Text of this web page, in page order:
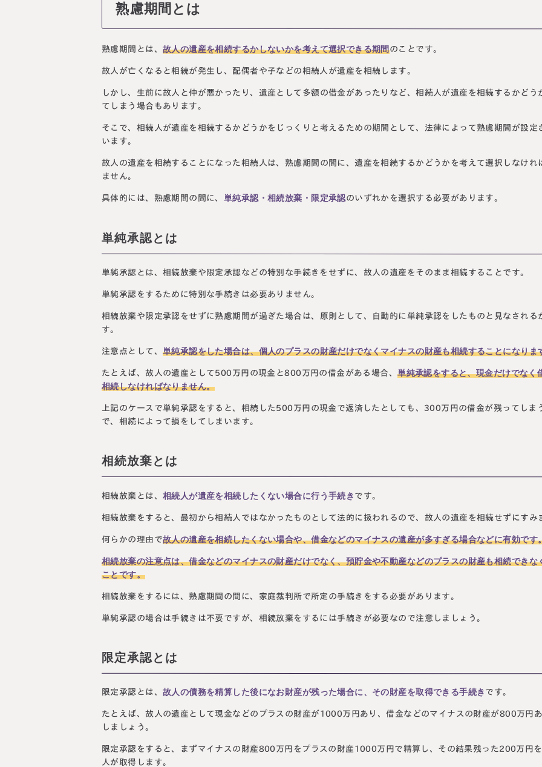
熟慮期間とは
熟慮期間とは、 故人の遺産を相続するかしないかを考えて選択できる期間のことです。
故人が亡くなると相続が発生し、配偶者や子などの相続人が遺産を相続します。
しかし、生前に故人と仲が悪かったり、遺産として多額の借金があったりなど、相続人が遺産を相続するかどう
てしまう場合もあります。
そこで、相続人が遺産を相続するかどうかをじっくりと考えるための期間として、法律によって熟慮期間が設定
います。
故人の遺産を相続することになった相続人は、熟慮期間の間に、遺産を相続するかどうかを考えて選択しなけれ
ません。
具体的には、熟慮期間の間に、 単純承認・相続放棄・限定承認のいずれかを選択する必要があります。
単純承認とは
単純承認とは、相続放棄や限定承認などの特別な手続きをせずに、故人の遺産をそのまま相続することです。
単純承認をするために特別な手続きは必要ありません。
相続放棄や限定承認をせずに熟慮期間が過ぎた場合は、原則として、自動的に単純承認をしたものと見なされる
す。
注意点として、 単純承認をした場合は、個人のプラスの財産だけでなくマイナスの財産も相続することになりま
たとえば、故人の遺産として500万円の現金と800万円の借金がある場合、単純承認をすると、現金だけでなく
相続しなければなりません。
上記のケースで単純承認をすると、相続した500万円の現金で返済したとしても、300万円の借金が残ってしま
で、相続によって損をしてしまいます。
相続放棄とは
相続放棄とは、 相続人が遺産を相続したくない場合に行う手続き です。
相続放棄をすると、最初から相続人ではなかったものとして法的に扱われるので、故人の遺産を相続せずにすみ
何らかの理由で故人の遺産を相続したくない場合や、借金などのマイナスの遺産が多すぎる場合などに有効です
相続放棄の注意点は、借金などのマイナスの財産だけでなく、預貯金や不動産などのプラスの財産も相続できな
ことです。
相続放棄をするには、熟慮期間の間に、家庭裁判所で所定の手続きをする必要があります。
単純承認の場合は手続きは不要ですが、相続放棄をするには手続きが必要なので注意しましょう。
限定承認とは
限定承認とは、 故人の債務を精算した後になお財産が残った場合に、その財産を取得できる手続き です。
たとえば、故人の遺産として現金などのプラスの財産が1000万円あり、借金などのマイナスの財産が800万円
しましょう。
限定承認をすると、まずマイナスの財産800万円をプラスの財産1000万円で精算し、その結果残った200万円
人が取得します。